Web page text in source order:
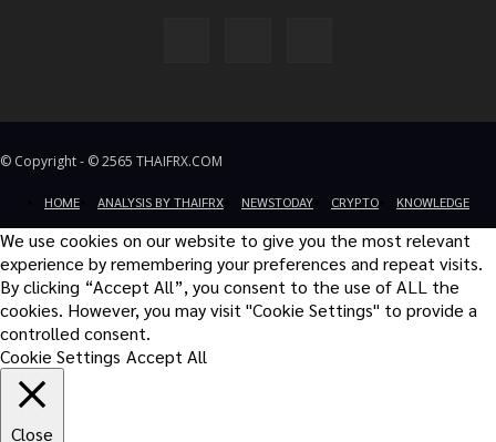
© Copyright - © 2565 THAIFRX.COM
HOME ANALYSIS BY THAIFRX NEWSTODAY CRYPTO KNOWLEDGE
We use cookies on our website to give you the most relevant
experience by remembering your preferences and repeat visits.
By clicking “Accept All”, you consent to the use of ALL the
cookies. However, you may visit "Cookie Settings" to provide a
controlled consent.
Cookie Settings Accept All
Close